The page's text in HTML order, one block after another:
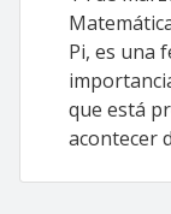
Pi, es una
que está
acontecer